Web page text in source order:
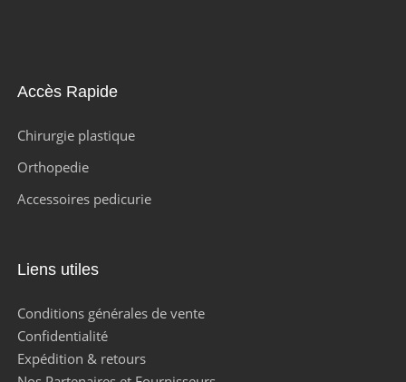
Accès Rapide
Chirurgie plastique
Orthopedie
Accessoires pedicurie
Liens utiles
Conditions générales de vente
Confidentialité
Expédition & retours